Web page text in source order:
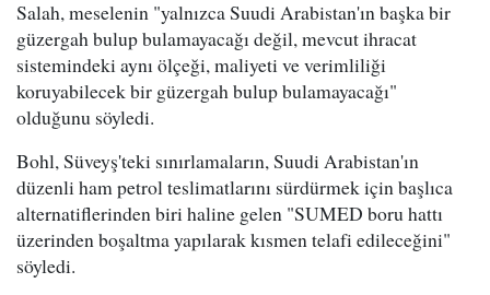
Salah, meselenin "yalnızca Suudi Arabistan'ın başka bir
güzergah bulup bulamayacağı değil, mevcut ihracat
sistemindeki aynı ölçeği, maliyeti ve verimliliği
koruyabilecek bir güzergah bulup bulamayacağı"
olduğunu söyledi.
Bohl, Süveyş'teki sınırlamaların, Suudi Arabistan'ın
düzenli ham petrol teslimatlarını sürdürmek için başlıca
alternatiflerinden biri haline gelen "SUMED boru hattı
üzerinden boşaltma yapılarak kısmen telafi edileceğini"
söyledi.